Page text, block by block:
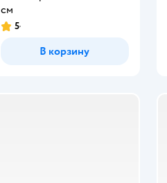
см
5
В корзину